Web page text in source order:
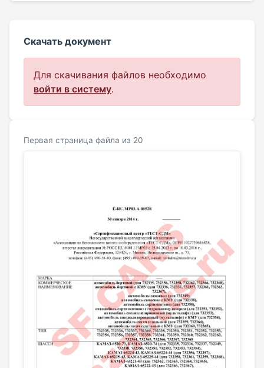
Скачать документ
Для скачивания файлов необходимо
войти в систему.
Первая страница файла из 20